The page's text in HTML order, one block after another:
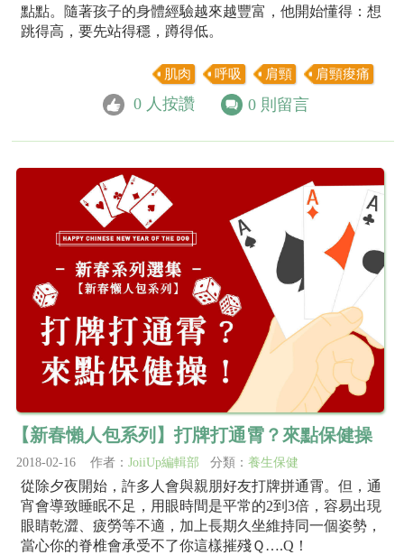
點點。隨著孩子的身體經驗越來越豐富，他開始懂得：想
跳得高，要先站得穩，蹲得低。
肌肉 呼吸 肩頸 肩頸痠痛
0 人按讚 0 則留言
【新春懶人包系列】打牌打通霄？來點保健操
2018-02-16 作者： JoiiUp編輯部 分類： 養生保健
從除夕夜開始，許多人會與親朋好友打牌拼通霄。但，通
宵會導致睡眠不足，用眼時間是平常的2到3倍，容易出現
眼睛乾澀、疲勞等不適，加上長期久坐維持同一個姿勢，
當心你的脊椎會承受不了你這樣摧殘Ｑ….Q！